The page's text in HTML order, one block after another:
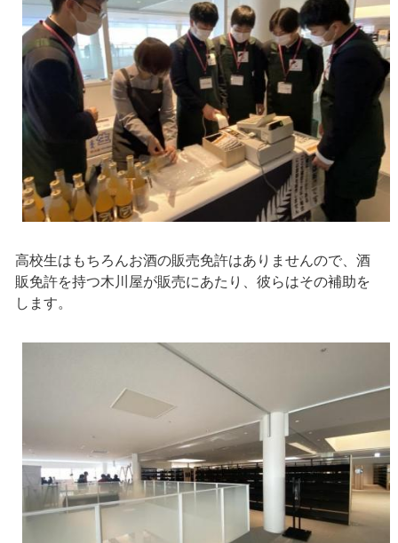
高校生はもちろんお酒の販売免許はありませんので、酒
販免許を持つ木川屋が販売にあたり、彼らはその補助を
します。